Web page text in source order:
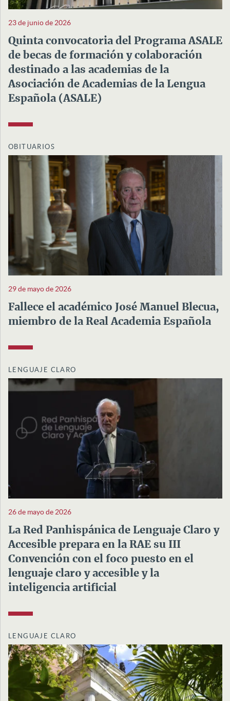
23 de junio de 2026
Quinta convocatoria del Programa ASALE
de becas de formación y colaboración
destinado a las academias de la
Asociación de Academias de la Lengua
Española (ASALE)
OBITUARIOS
29 de mayo de 2026
Fallece el académico José Manuel Blecua,
miembro de la Real Academia Española
LENGUAJE CLARO
26 de mayo de 2026
La Red Panhispánica de Lenguaje Claro y
Accesible prepara en la RAE su III
Convención con el foco puesto en el
lenguaje claro y accesible y la
inteligencia artificial
LENGUAJE CLARO